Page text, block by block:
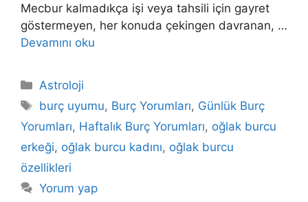
Mecbur kal­madıkça işi veya tahsili için gayret
göstermeyen, her konuda çekingen davranan, …
Devamını oku
Kategoriler
Astroloji
Etiketler
burç uyumu, Burç Yorumları, Günlük Burç
Yorumları, Haftalık Burç Yorumları, oğlak burcu
erkeği, oğlak burcu kadını, oğlak burcu
özellikleri
Yorum yap